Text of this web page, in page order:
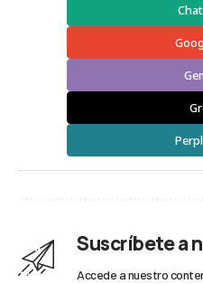
Suscríbete a
Accede a nuestro